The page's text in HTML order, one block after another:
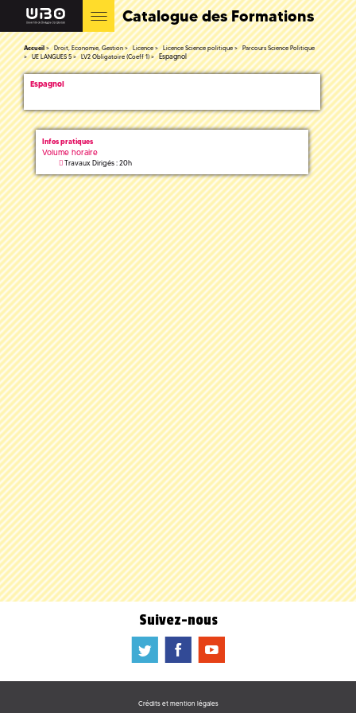
Catalogue des Formations
Accueil Droit, Economie, Gestion Licence Licence Science politique
Parcours Science Politique
UE LANGUES 5
LV2 Obligatoire (Coeff 1) Espagnol
Espagnol
Infos pratiques
Volume horaire
Travaux Dirigés : 20h
Suivez-nous
a b f
Crédits et mention légales